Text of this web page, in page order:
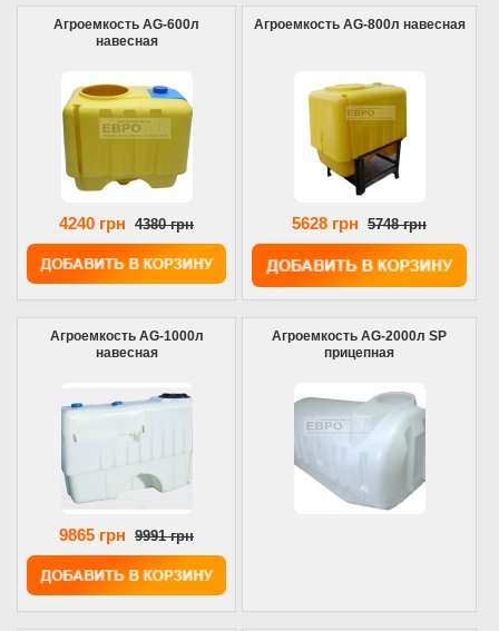
Агроемкость AG-600л
навесная
4240 грн 4380 грн
Агроемкость AG-800л навесная
5628 грн 5748 грн
Агроемкость AG-1000л
навесная
9865 грн 9991 грн
Агроемкость AG-2000л SP
прицепная